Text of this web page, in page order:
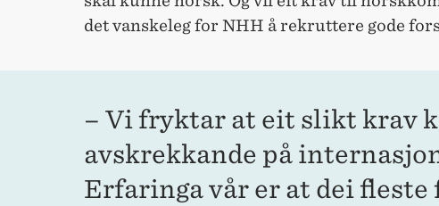
det vanskeleg for NHH å rekruttere gode
– Vi fryktar at eit slikt krav
avskrekkande på
Erfaringa vår er at dei